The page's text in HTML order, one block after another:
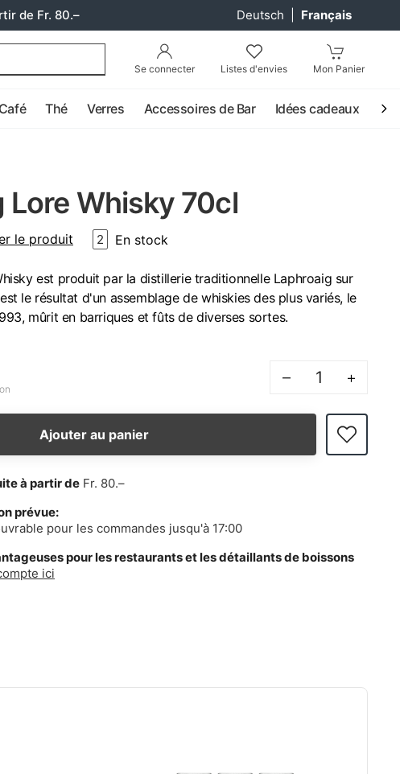
de Fr. 80.– Deutsch Français
Se connecter Listes d'envies Mon Panier
Café Thé Verres Accessoires de Bar Idées cadeaux
Lore Whisky 70cl
le produit 2 En stock
est produit par la distillerie traditionnelle Laphroaig sur
le résultat d'un assemblage de whiskies des plus variés, le
mûrit en barriques et fûts de diverses sortes.
– +
Ajouter au panier
à partir de Fr. 80.–
prévue:
pour les commandes jusqu'à 17:00
pour les restaurants et les détaillants de boissons
ici